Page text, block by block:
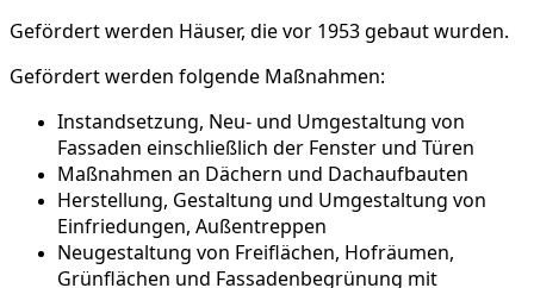
Gefördert werden Häuser, die vor 1953 gebaut wurden.
Gefördert werden folgende Maßnahmen:
Instandsetzung, Neu- und Umgestaltung von
Fassaden einschließlich der Fenster und Türen
Maßnahmen an Dächern und Dachaufbauten
Herstellung, Gestaltung und Umgestaltung von
Einfriedungen, Außentreppen
Neugestaltung von Freiflächen, Hofräumen,
Grünflächen und Fassadenbegrünung mit